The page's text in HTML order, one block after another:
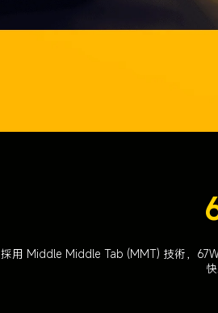
採用 Middle Middle Tab (MMT) 技術，